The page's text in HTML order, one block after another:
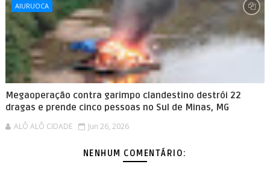
AIURUOCA
Megaoperação contra garimpo clandestino destrói 22
dragas e prende cinco pessoas no Sul de Minas, MG
ALÔ ALÔ CIDADE Jun 26, 2026
NENHUM COMENTÁRIO: